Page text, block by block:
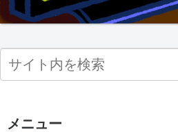
メニュー